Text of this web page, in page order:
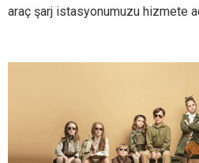
araç şarj istasyonumuzu hizmete